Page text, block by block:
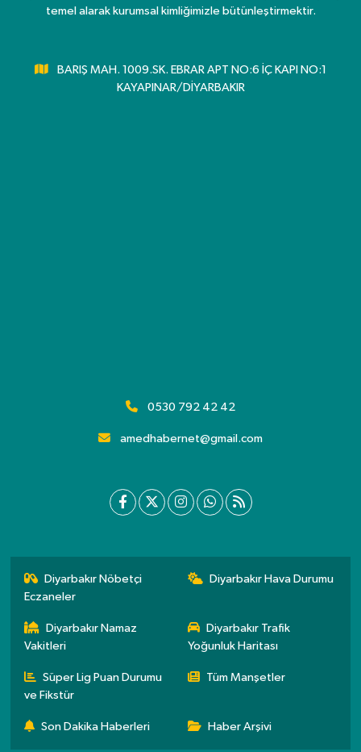
temel alarak kurumsal kimliğimizle bütünleştirmektir.
BARIŞ MAH. 1009.SK. EBRAR APT NO:6 İÇ KAPI NO:1
KAYAPINAR/DİYARBAKIR
0530 792 42 42
amedhabernet@gmail.com
Diyarbakır Nöbetçi
Eczaneler
Diyarbakır Hava Durumu
Diyarbakır Namaz
Vakitleri
Diyarbakır Trafik
Yoğunluk Haritası
Süper Lig Puan Durumu
ve Fikstür
Tüm Manşetler
Son Dakika Haberleri Haber Arşivi